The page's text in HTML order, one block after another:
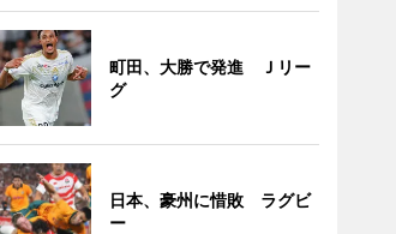
町田、大勝で発進 Ｊリー
グ
日本、豪州に惜敗 ラグビ
ー